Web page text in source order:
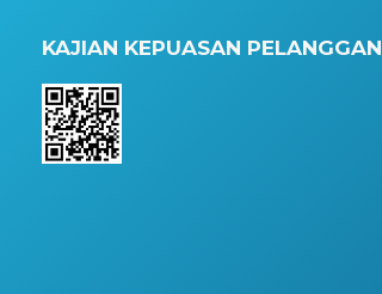
KAJIAN KEPUASAN PELANGGAN